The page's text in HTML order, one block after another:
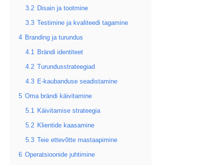
3.2 Disain ja tootmine
3.3 Testimine ja kvaliteedi tagamine
4 Branding ja turundus
4.1 Brändi identiteet
4.2 Turundusstrateegiad
4.3 E-kaubanduse seadistamine
5 Oma brändi käivitamine
5.1 Käivitamise strateegia
5.2 Klientide kaasamine
5.3 Teie ettevõtte mastaapimine
6 Operatsioonide juhtimine